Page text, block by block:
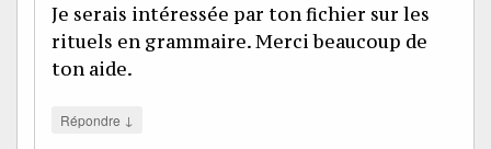
Je serais intéressée par ton fichier sur les
rituels en grammaire. Merci beaucoup de
ton aide.
Répondre ↓